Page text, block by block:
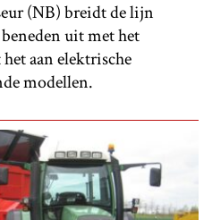
(NB) breidt de lijn
uit met het
aan elektrische
modellen.